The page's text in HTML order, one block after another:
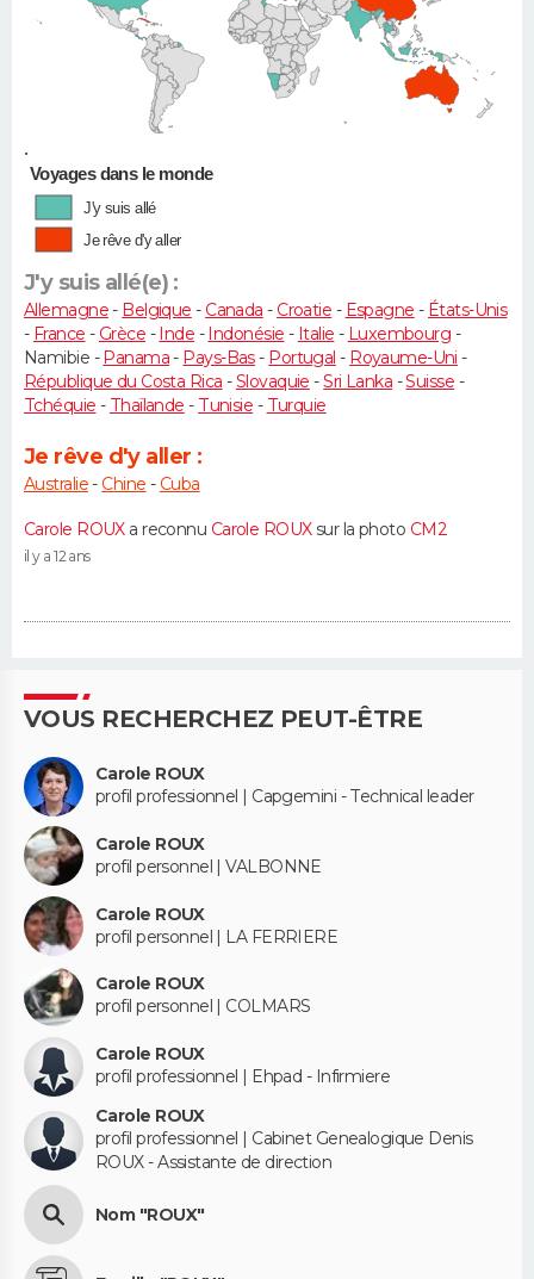
•
Voyages dans le monde
J'y suis allé
Je rêve d'y aller
J'y suis allé(e) :
Allemagne- Belgique - Canada - Croatie - Espagne - États-Unis
- France - Grèce -Inde -Indonésie - Italie - Luxembourg -
Namibie -Panama- Pays-Bas- Portugal - Royaume-Uni -
République du Costa Rica -Slovaquie -Sri Lanka -Suisse -
Tchéquie - Thaïlande - Tunisie - Turquie
Je rêve d'y aller :
Australie- Chine - Cuba
Carole ROUXa reconnu Carole ROUXsur la photo CM2
il y a 12 ans
VOUS RECHERCHEZ PEUT-ÊTRE
Carole ROUX
profil professionnel | Capgemini - Technical leader
Carole ROUX
profil personnel | VALBONNE
Carole ROUX
profil personnel | LA FERRIERE
Carole ROUX
profil personnel | COLMARS
Carole ROUX
profil professionnel | Ehpad - Infirmiere
Carole ROUX
profil professionnel | Cabinet Genealogique Denis
ROUX - Assistante de direction
Nom "ROUX"